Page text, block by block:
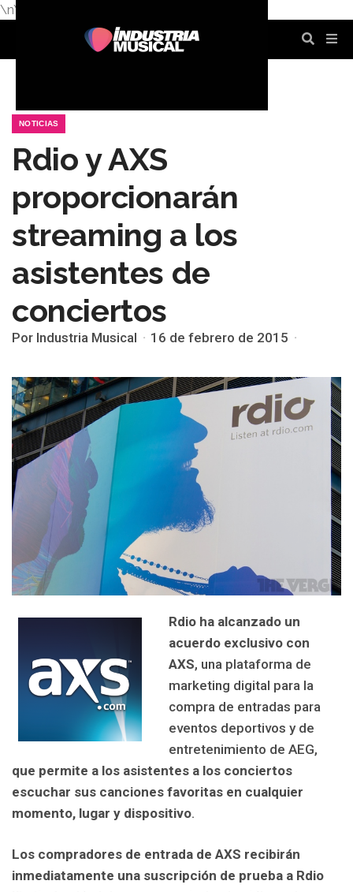
\n\n
NOTICIAS
Rdio y AXS
proporcionarán
streaming a los
asistentes de
conciertos
Por Industria Musical 16 de febrero de 2015
Rdio ha alcanzado un
acuerdo exclusivo con
AXS, una plataforma de
marketing digital para la
compra de entradas para
eventos deportivos y de
entretenimiento de AEG,
que permite a los asistentes a los conciertos
escuchar sus canciones favoritas en cualquier
momento, lugar y dispositivo.
Los compradores de entrada de AXS recibirán
inmediatamente una suscripción de prueba a Rdio